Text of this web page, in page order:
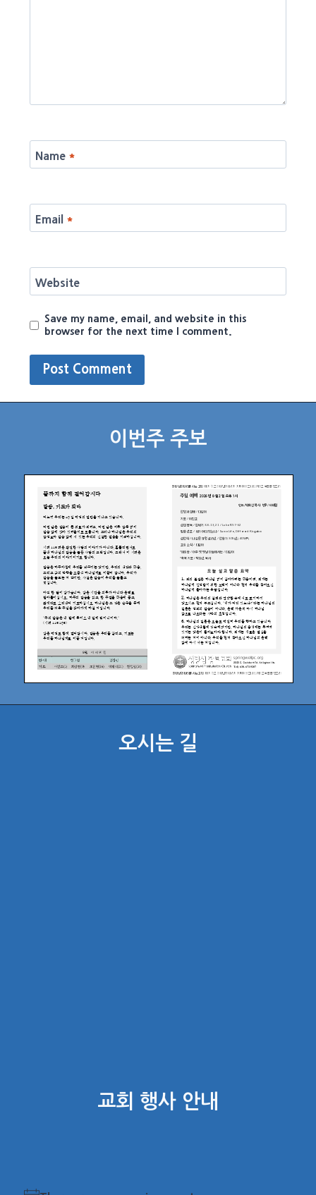
Name *
Email *
Website
Save my name, email, and website in this
browser for the next time I comment.
이번주 주보
오시는 길
교회 행사 안내